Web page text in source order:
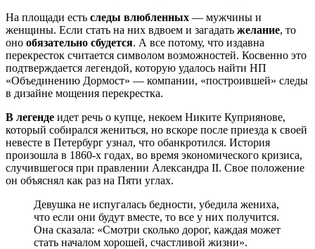
На площади есть следы влюбленных — мужчины и
женщины. Если стать на них вдвоем и загадать желание, то
оно обязательно сбудется. А все потому, что издавна
перекресток считается символом возможностей. Косвенно это
подтверждается легендой, которую удалось найти НП
«Объединению Дормост» — компании, «построившей» следы
в дизайне мощения перекрестка.
В легенде идет речь о купце, некоем Никите Куприянове,
который собирался жениться, но вскоре после приезда к своей
невесте в Петербург узнал, что обанкротился. История
произошла в 1860-х годах, во время экономического кризиса,
случившегося при правлении Александра II. Свое положение
он объяснял как раз на Пяти углах.
Девушка не испугалась бедности, убедила жениха,
что если они будут вместе, то все у них получится.
Она сказала: «Смотри сколько дорог, каждая может
стать началом хорошей, счастливой жизни».